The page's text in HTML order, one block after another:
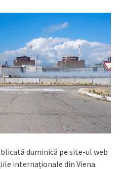
duminică pe site-ul web
internaționale din Viena.